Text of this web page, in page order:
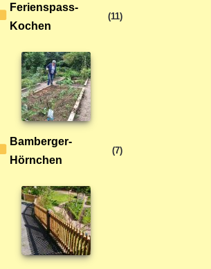
Ferienspass-
Kochen
(11)
Bamberger-
Hörnchen
(7)